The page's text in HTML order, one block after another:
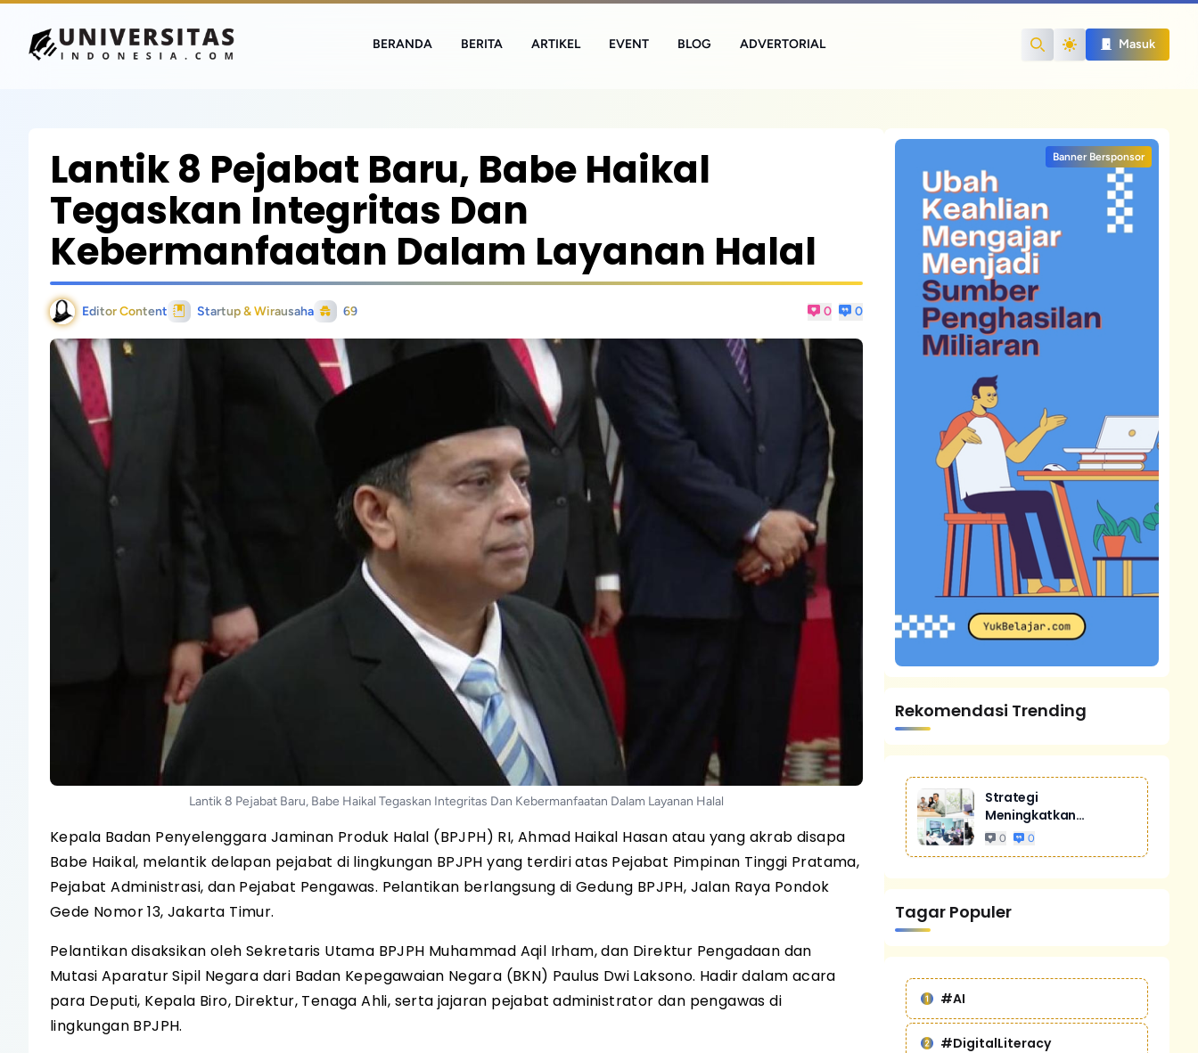
Search
Masuk
BERANDA BERITA ARTIKEL EVENT BLOG ADVERTORIAL
Lantik 8 Pejabat Baru, Babe Haikal
Tegaskan Integritas Dan
Kebermanfaatan Dalam Layanan Halal
Editor Content Startup & Wirausaha 69 0 0
Lantik 8 Pejabat Baru, Babe Haikal Tegaskan Integritas Dan Kebermanfaatan Dalam Layanan Halal
Kepala Badan Penyelenggara Jaminan Produk Halal (BPJPH) RI, Ahmad Haikal Hasan atau yang akrab disapa
Babe Haikal, melantik delapan pejabat di lingkungan BPJPH yang terdiri atas Pejabat Pimpinan Tinggi Pratama,
Pejabat Administrasi, dan Pejabat Pengawas. Pelantikan berlangsung di Gedung BPJPH, Jalan Raya Pondok
Gede Nomor 13, Jakarta Timur.
Pelantikan disaksikan oleh Sekretaris Utama BPJPH Muhammad Aqil Irham, dan Direktur Pengadaan dan
Mutasi Aparatur Sipil Negara dari Badan Kepegawaian Negara (BKN) Paulus Dwi Laksono. Hadir dalam acara
para Deputi, Kepala Biro, Direktur, Tenaga Ahli, serta jajaran pejabat administrator dan pengawas di
lingkungan BPJPH.
Banner Bersponsor
Rekomendasi Trending
Strategi
Meningkatkan
Penjualan Melalui
0 0
Tagar Populer
#AI
#DigitalLiteracy